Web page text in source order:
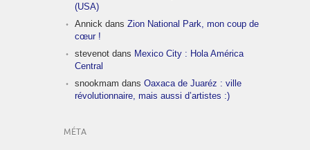
(USA)
Annick dans Zion National Park, mon coup de
cœur !
stevenot dans Mexico City : Hola América
Central
snookmam dans Oaxaca de Juaréz : ville
révolutionnaire, mais aussi d’artistes :)
MÉTA